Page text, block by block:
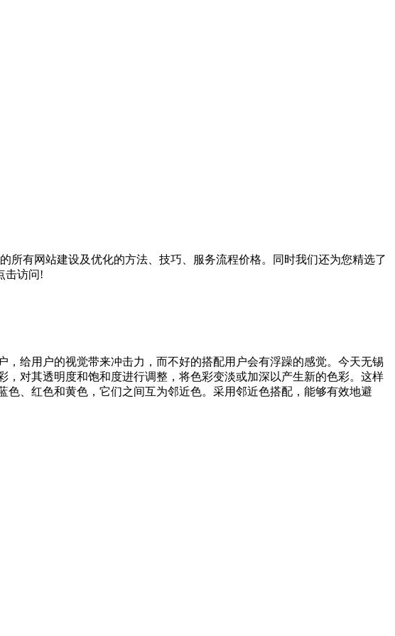
所有网站建设及优化的方法、技巧、服务流程价格。同时我们还为您精选了
击访问!
给用户的视觉带来冲击力，而不好的搭配用户会有浮躁的感觉。今天无锡
对其透明度和饱和度进行调整，将色彩变淡或加深以产生新的色彩。这样
、红色和黄色，它们之间互为邻近色。采用邻近色搭配，能够有效地避